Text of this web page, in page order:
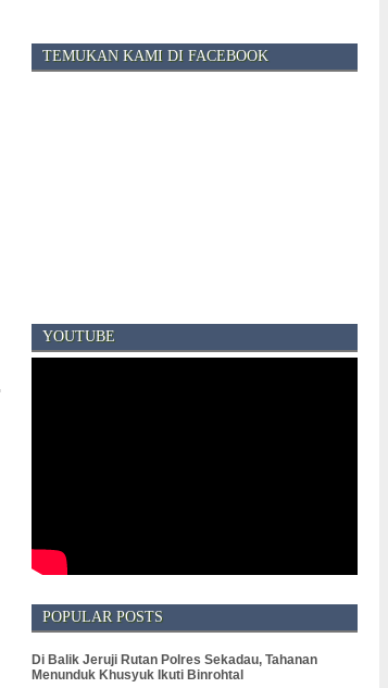
TEMUKAN KAMI DI FACEBOOK
YOUTUBE
POPULAR POSTS
Di Balik Jeruji Rutan Polres Sekadau, Tahanan
Menunduk Khusyuk Ikuti Binrohtal